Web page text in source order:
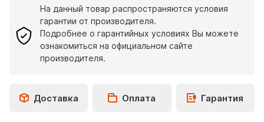
На данный товар распространяются условия
гарантии от производителя.
Подробнее о гарантийных условиях Вы можете
ознакомиться на официальном сайте
производителя.
Доставка Оплата Гарантия